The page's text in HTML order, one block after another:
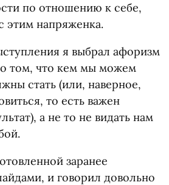
по отношению к себе,
этим напряженка.
я выбрал афоризм
том, что кем мы можем
стать (или, наверное,
то есть важен
а не то не видать нам
заранее
и говорил довольно